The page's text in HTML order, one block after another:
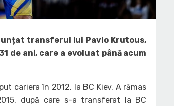
transferul lui Pavlo Krutous,
de ani, care a evoluat până acum
cariera în 2012, la BC Kiev. A rămas
după care s-a transferat la BC